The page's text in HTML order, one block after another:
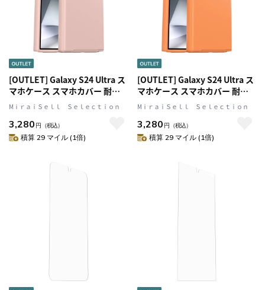
[OUTLET] Galaxy S24 Ultra ス
マホケース スマホカバー 耐衝
撃 バレーシューズ(ピンク)
OtterBox[オッターボックス]
Symmetry[シンメトリー] (77-
94565)
MⅰｒａｉＳｅｌｌ Ｓｅｌｅｃｔｉｏｎ
3,280 円 （税込）
積算 29 マイル (1倍)
[OUTLET] Galaxy S24 Ultra ス
マホケース スマホカバー 耐衝
撃 サンストーン(オレンジ)
OtterBox[オッターボックス]
Symmetry[シンメトリー] (77-
94569)
MⅰｒａｉＳｅｌｌ Ｓｅｌｅｃｔｉｏｎ
3,280 円 （税込）
積算 29 マイル (1倍)